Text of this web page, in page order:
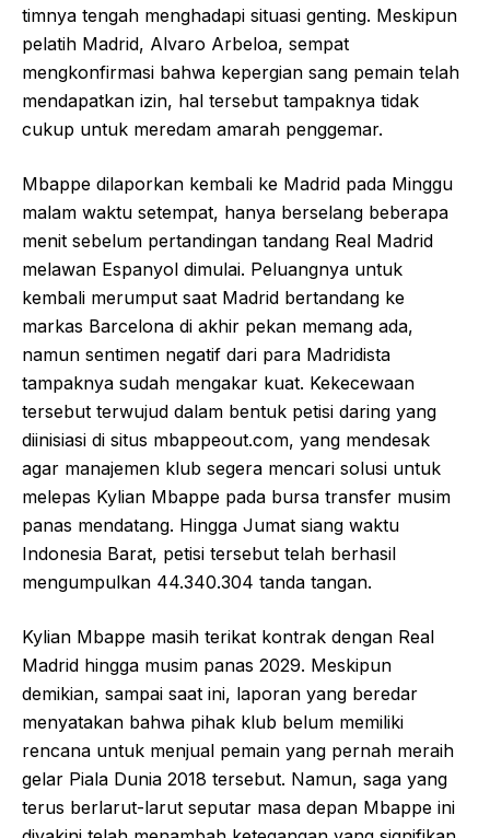
timnya tengah menghadapi situasi genting. Meskipun
pelatih Madrid, Alvaro Arbeloa, sempat
mengkonfirmasi bahwa kepergian sang pemain telah
mendapatkan izin, hal tersebut tampaknya tidak
cukup untuk meredam amarah penggemar.
Mbappe dilaporkan kembali ke Madrid pada Minggu
malam waktu setempat, hanya berselang beberapa
menit sebelum pertandingan tandang Real Madrid
melawan Espanyol dimulai. Peluangnya untuk
kembali merumput saat Madrid bertandang ke
markas Barcelona di akhir pekan memang ada,
namun sentimen negatif dari para Madridista
tampaknya sudah mengakar kuat. Kekecewaan
tersebut terwujud dalam bentuk petisi daring yang
diinisiasi di situs mbappeout.com, yang mendesak
agar manajemen klub segera mencari solusi untuk
melepas Kylian Mbappe pada bursa transfer musim
panas mendatang. Hingga Jumat siang waktu
Indonesia Barat, petisi tersebut telah berhasil
mengumpulkan 44.340.304 tanda tangan.
Kylian Mbappe masih terikat kontrak dengan Real
Madrid hingga musim panas 2029. Meskipun
demikian, sampai saat ini, laporan yang beredar
menyatakan bahwa pihak klub belum memiliki
rencana untuk menjual pemain yang pernah meraih
gelar Piala Dunia 2018 tersebut. Namun, saga yang
terus berlarut-larut seputar masa depan Mbappe ini